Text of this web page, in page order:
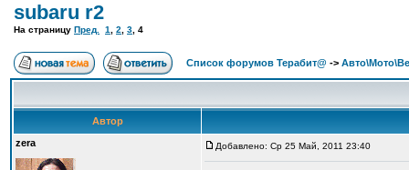
subaru r2
На страницу Пред. 1 2 3 4
Список форумов Терабит@ ->
Автор
zera
Добавлено: Ср 25 Май, 2011 23:40